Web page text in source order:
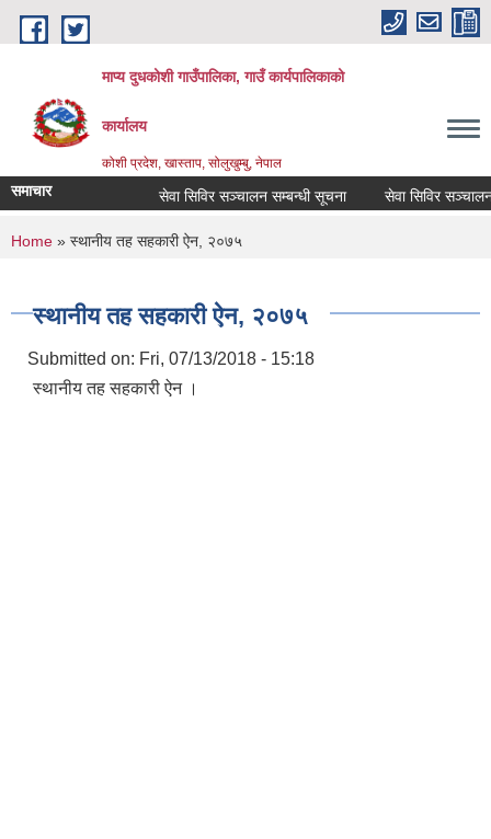
Skip to main content
माप्य दुधकोशी गाउँपालिका, गाउँ कार्यपालिकाको
कार्यालय
कोशी प्रदेश, खास्ताप, सोलुखुम्बु, नेपाल
समाचार सेवा सिविर सञ्चालन सम्बन्धी सूचना सेवा सिविर सञ्चालन
You are here
Home » स्थानीय तह सहकारी ऐन, २०७५
स्थानीय तह सहकारी ऐन, २०७५
Submitted on: Fri, 07/13/2018 - 15:18
स्थानीय तह सहकारी ऐन ।